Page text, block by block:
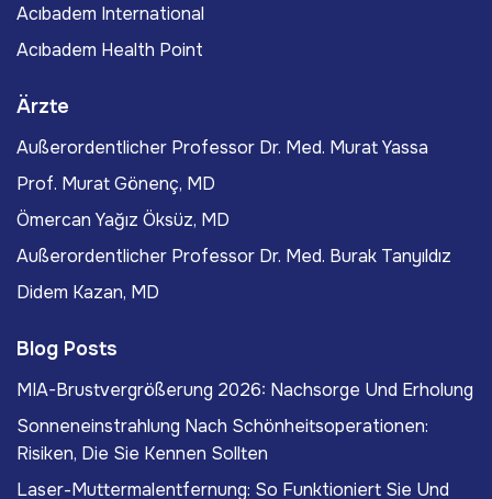
Acıbadem International
Acıbadem Health Point
Ärzte
Außerordentlicher Professor Dr. Med. Murat Yassa
Prof. Murat Gönenç, MD
Ömercan Yağız Öksüz, MD
Außerordentlicher Professor Dr. Med. Burak Tanyıldız
Didem Kazan, MD
Blog Posts
MIA-Brustvergrößerung 2026: Nachsorge Und Erholung
Sonneneinstrahlung Nach Schönheitsoperationen:
Risiken, Die Sie Kennen Sollten
Laser-Muttermalentfernung: So Funktioniert Sie Und